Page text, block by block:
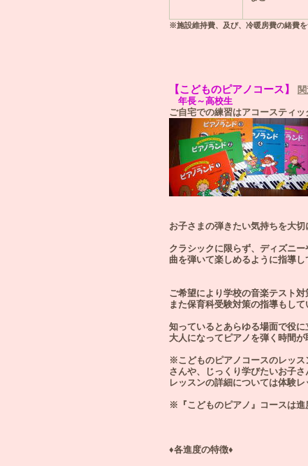
※施設維持費、及び、冷暖房費の緒費
【こどものピアノコース】
年長～高校生
ご自宅での練習はアコースティ
お子さまの弾きたい気持ちを大
クラシックに限らず、ディズニ
曲を弾いて楽しめるように指導し
ご希望により学校の音楽テスト
また保育科受験対策の指導もして
知っているとあらゆる場面で役に
大人になってピアノを弾く時間
※こどものピアノコースのレッス
さんや、じっくり学びたいお子
レッスンの詳細については体験レ
※『こどものピアノ』コースは進
♦各進度の特徴♦